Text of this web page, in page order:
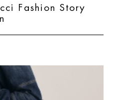
Fashion Story